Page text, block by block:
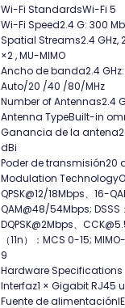
Wi-Fi StandardsWi-Fi 5
Wi-Fi Speed2.4 G: 300
Spatial Streams2.4 GHz,
×2 , MU-MIMO
Ancho de banda2.4
Auto/20 /40 /80/MHz
Number of Antennas2.4
Antenna TypeBuilt-in
Ganancia de la antena
dBi
Poder de transmisión20
Modulation Technology
QPSK@12/18Mbps、16-
QAM@48/54Mbps; DSSS
DQPSK@2Mbps、
（11n）：MCS 0-15;
9
Hardware Specifications
Interfaz1 × Gigabit RJ45
Fuente de alimentación